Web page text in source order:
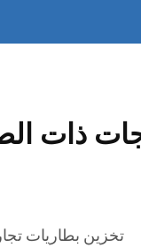
ذات
تخزين بطاريات